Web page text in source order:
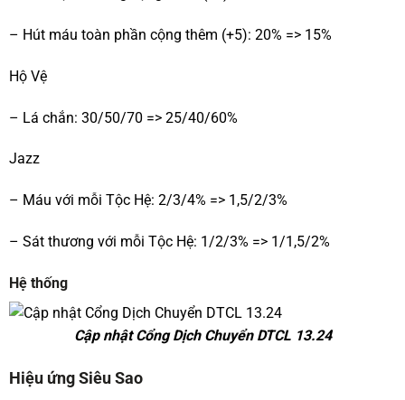
– Hút máu toàn phần cộng thêm (+5): 20% => 15%
Hộ Vệ
– Lá chắn: 30/50/70 => 25/40/60%
Jazz
– Máu với mỗi Tộc Hệ: 2/3/4% => 1,5/2/3%
– Sát thương với mỗi Tộc Hệ: 1/2/3% => 1/1,5/2%
Hệ thống
Cập nhật Cổng Dịch Chuyển DTCL 13.24
Hiệu ứng Siêu Sao